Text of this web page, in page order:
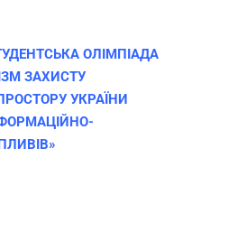
ОЛІМПІАДА
ЗАХИСТУ
УКРАЇНИ